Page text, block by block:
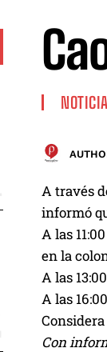
A través
informó
A las
en la
A las
A las
Con